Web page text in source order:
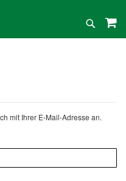
Suche
mit Ihrer E-Mail-Adresse an.